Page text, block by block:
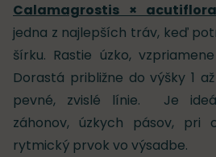
Calamagrostis ×
jedna z najlepších tráv, keď
šírku. Rastie úzko,
Dorastá približne do výšky 1
pevné, zvislé línie. Je
záhonov, úzkych pásov, pri
rytmický prvok vo výsadbe.